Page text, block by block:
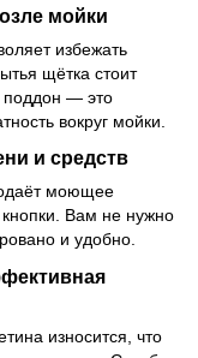
мойки
избежать
щётка стоит
поддон — это
вокруг мойки.
и средств
моющее
Вам не нужно
и удобно.
износится, что